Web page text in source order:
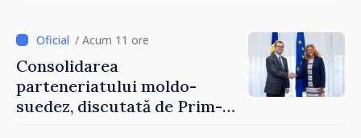
/ Acum 11 ore
Consolidarea
parteneriatului moldo-
suedez, discutată de Prim-